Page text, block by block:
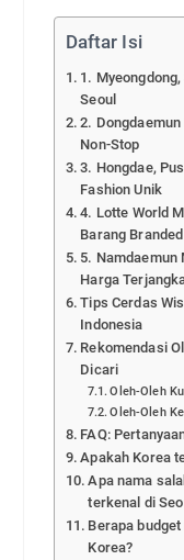
Daftar Isi
1.
Seoul
2.
Non-Stop
3. Hongdae,
Fashion Unik
4. Lotte World
Barang Branded
5. Namdaemun
Harga
Tips Cerdas
Indonesia
Rekomendasi
Dicari
Oleh-Oleh
Oleh-Oleh
FAQ:
Apakah Korea
Apa nama
terkenal di
Berapa
Korea?